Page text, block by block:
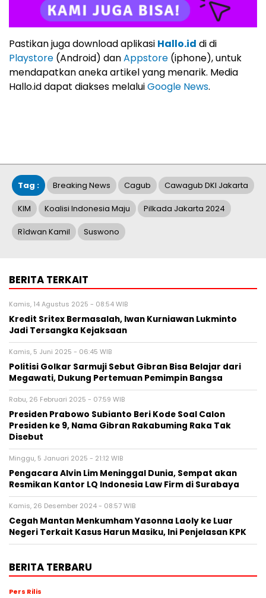
Pastikan juga download aplikasi Hallo.id di di
Playstore (Android) danAppstore (iphone), untuk
mendapatkan aneka artikel yang menarik. Media
Hallo.id dapat diakses melaluiGoogle News.
Tag : Breaking News Cagub Cawagub DKI Jakarta
KIM Koalisi Indonesia Maju Pilkada Jakarta 2024
Rìdwan Kamil Suswono
BERITA TERKAIT
Kamis, 14 Agustus 2025 - 08:54 WIB
Kredit Sritex Bermasalah, Iwan Kurniawan Lukminto
Jadi Tersangka Kejaksaan
Kamis, 5 Juni 2025 - 06:45 WIB
Politisi Golkar Sarmuji Sebut Gibran Bisa Belajar dari
Megawati, Dukung Pertemuan Pemimpin Bangsa
Rabu, 26 Februari 2025 - 07:59 WIB
Presiden Prabowo Subianto Beri Kode Soal Calon
Presiden ke 9, Nama Gibran Rakabuming Raka Tak
Disebut
Minggu, 5 Januari 2025 - 21:12 WIB
Pengacara Alvin Lim Meninggal Dunia, Sempat akan
Resmikan Kantor LQ Indonesia Law Firm di Surabaya
Kamis, 26 Desember 2024 - 08:57 WIB
Cegah Mantan Menkumham Yasonna Laoly ke Luar
Negeri Terkait Kasus Harun Masiku, Ini Penjelasan KPK
BERITA TERBARU
Pers Rilis